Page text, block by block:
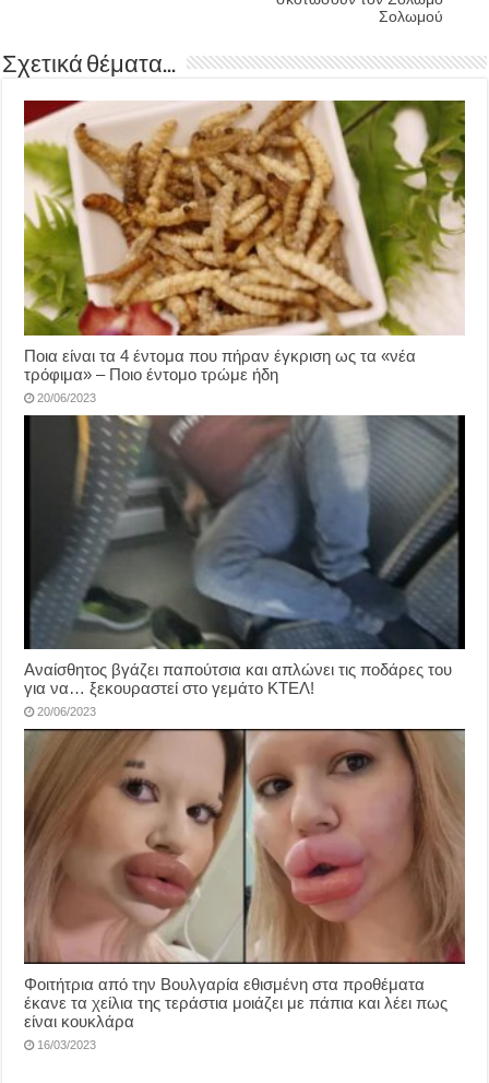
Σολωμού
Σχετικά θέματα...
Ποια είναι τα 4 έντομα που πήραν έγκριση ως τα «νέα
τρόφιμα» – Ποιο έντομο τρώμε ήδη
20/06/2023
Αναίσθητος βγάζει παπούτσια και απλώνει τις ποδάρες του
για να… ξεκουραστεί στο γεμάτο ΚΤΕΛ!
20/06/2023
Φοιτήτρια από την Βουλγαρία εθισμένη στα προθέματα
έκανε τα χείλια της τεράστια μοιάζει με πάπια και λέει πως
είναι κουκλάρα
16/03/2023